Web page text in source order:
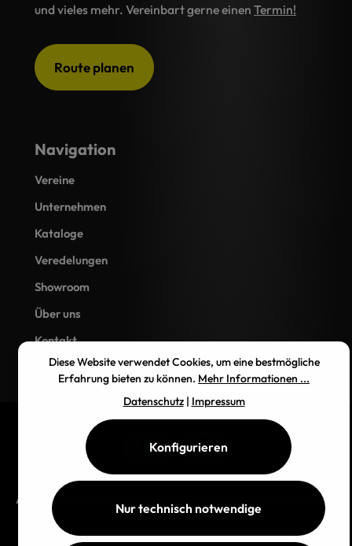
Navigation
Vereine
Unternehmen
Kataloge
Veredelungen
Showroom
Über uns
Kontakt
und vieles mehr. Vereinbart gerne einen Termin!
Route planen
AGB Impressum Versand
Diese Website verwendet Cookies, um eine bestmögliche
Erfahrung bieten zu können. Mehr Informationen ...
Datenschutz| Impressum
Nur technisch notwendige
Konfigurieren